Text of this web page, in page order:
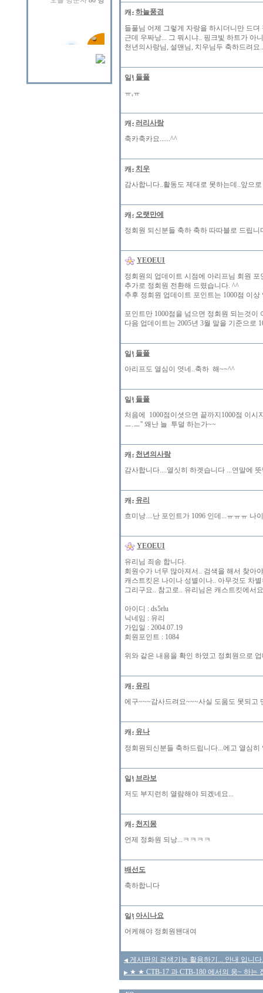
하늘풍경
들풀님 어제 그렇게 자랑을 하시더니만 드
근데 우짜낭... 그 뭐시냐.. 핑크빛 하트가 아
천년의사랑님, 설맨님, 치우님두 축하드려요
들풀
ㅠ,ㅠ
러리사랑
축카축카요......^^
치우
감사합니다..활동도 제대로 못하는데..앞으
오랫만에
정회원 되신분들 축하 축하 따따블로 드립니
YEOEUI
정회원의 업데이트 시점에 아리프님 회원
추가로 정회원 전환해 드렸습니다. ^^
추후 정회원 업데이트 포인트는 1000점 이상
포인트만 1000점을 넘으면 정회원 되는것
다음 업데이트는 2005년 3월 말을 기준으로
들풀
아리프도 열심이 엿네..축하 해~~^^
들풀
처음에 1000점이셧으면 끝까지1000점 이시
ㅡ.ㅡ'' 왜난 늘 투덜 하는가~~
천년의사랑
감사합니다....열싯히 하겟습니다 ...연말에
유리
흐미낭....난 포인트가 1096 인데...ㅠㅠㅠ 나
YEOEUI
유리님 죄송 합니다.
회원수가 너무 많아져서.. 검색을 해서 찾아
캐스트킷은 나이나 성별이나.. 아무것도 차
그리구요.. 참고로.. 유리님은 캐스트킷에서
아이디 : ds5rlu
닉네임 : 유리
가입일 : 2004.07.19
회원포인트 : 1084
위와 같은 내용을 확인 하였고 정회원으로
유리
에구~~~감사드려요~~~사실 도움도 못되고
유나
정회원되신분들 축하드립니다...에고 열심
브라보
저도 부지런히 열람해야 되겠네요...
천지몽
언제 정화원 되낭...ㅋㅋㅋㅋ
배선도
축하합니다
아시나요
어케해야 정회원됀대여
◀ 게시판의 검색기능 활용하기... 안내 입니
▶ ★ ★ CTB-17 과 CTB-180 에서의 웅~ 하